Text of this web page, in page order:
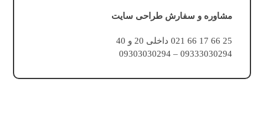
مشاوره و سفارش طراحی سایت
25 66 17 66 021 داخلی 20 و 40
09333030294 – 09303030294